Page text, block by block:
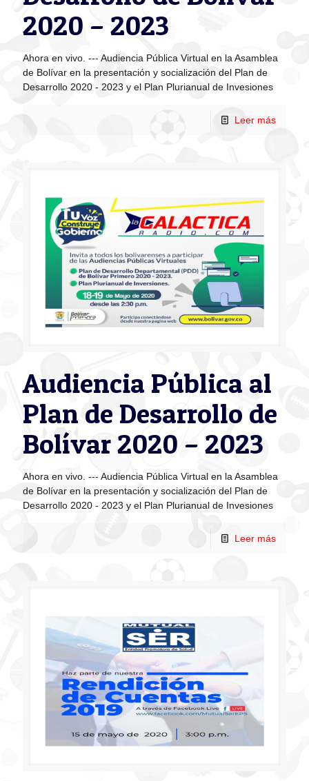
2020 – 2023
Ahora en vivo. --- Audiencia Pública Virtual en la Asamblea
de Bolívar en la presentación y socialización del Plan de
Desarrollo 2020 - 2023 y el Plan Plurianual de Invesiones
Leer más
Audiencia Pública al
Plan de Desarrollo de
Bolívar 2020 – 2023
Ahora en vivo. --- Audiencia Pública Virtual en la Asamblea
de Bolívar en la presentación y socialización del Plan de
Desarrollo 2020 - 2023 y el Plan Plurianual de Invesiones
Leer más